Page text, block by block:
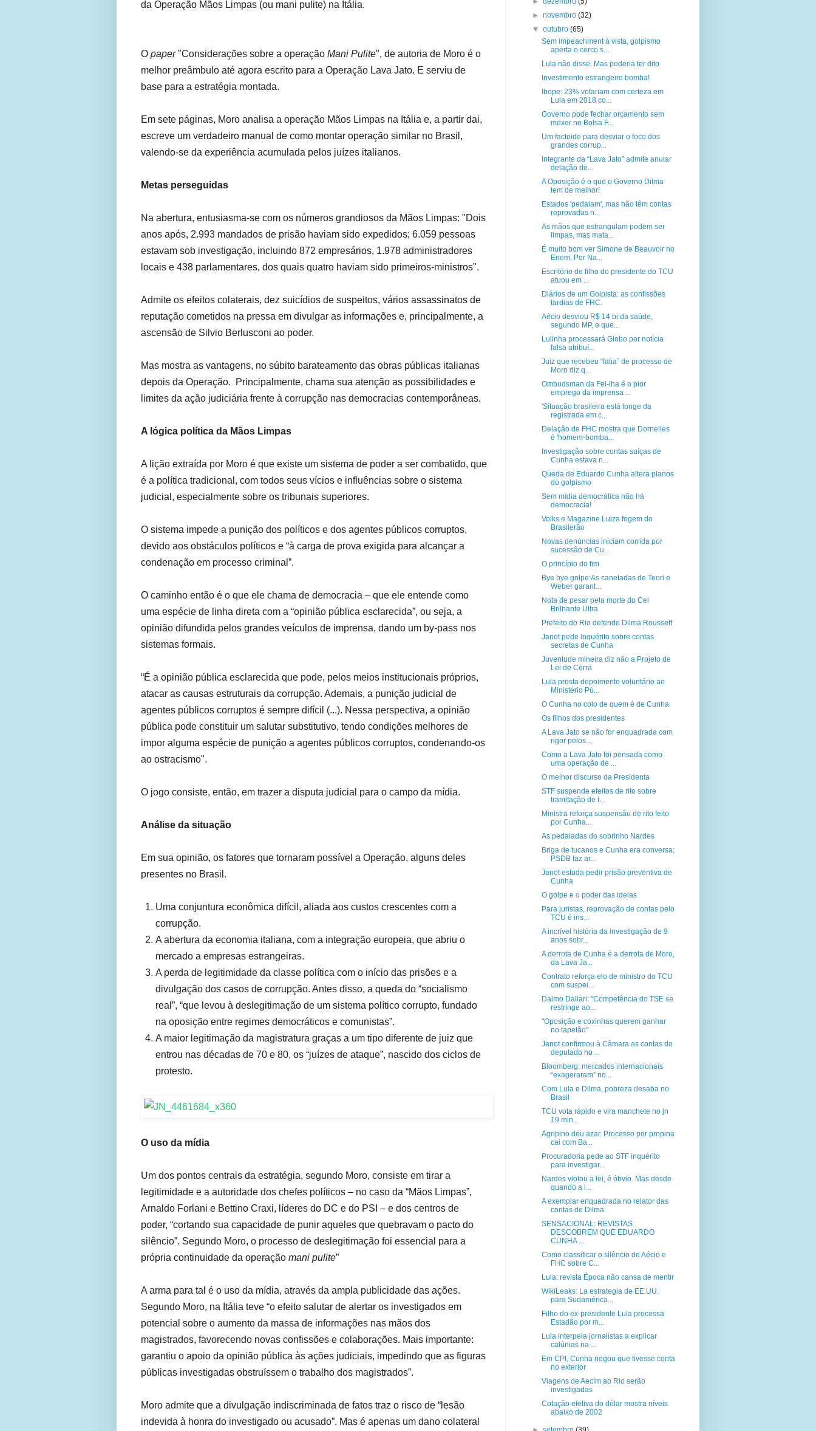
da Operação Mãos Limpas (ou mani pulite) na Itália.
O paper"Considerações sobre a operação Mani Pulite", de autoria de Moro é o
melhor preâmbulo até agora escrito para a Operação Lava Jato. E serviu de
base para a estratégia montada.
Em sete páginas, Moro analisa a operação Mãos Limpas na Itália e, a partir dai,
escreve um verdadeiro manual de como montar operação similar no Brasil,
valendo-se da experiência acumulada pelos juízes italianos.
Metas perseguidas
Na abertura, entusiasma-se com os números grandiosos da Mãos Limpas: "Dois
anos após, 2.993 mandados de prisão haviam sido expedidos; 6.059 pessoas
estavam sob investigação, incluindo 872 empresários, 1.978 administradores
locais e 438 parlamentares, dos quais quatro haviam sido primeiros-ministros".
Admite os efeitos colaterais, dez suicídios de suspeitos, vários assassinatos de
reputação cometidos na pressa em divulgar as informações e, principalmente, a
ascensão de Silvio Berlusconi ao poder.
Mas mostra as vantagens, no súbito barateamento das obras públicas italianas
depois da Operação. Principalmente, chama sua atenção as possibilidades e
limites da ação judiciária frente à corrupção nas democracias contemporâneas.
A lógica política da Mãos Limpas
A lição extraída por Moro é que existe um sistema de poder a ser combatido, que
é a política tradicional, com todos seus vícios e influências sobre o sistema
judicial, especialmente sobre os tribunais superiores.
O sistema impede a punição dos políticos e dos agentes públicos corruptos,
devido aos obstáculos políticos e “à carga de prova exigida para alcançar a
condenação em processo criminal”.
O caminho então é o que ele chama de democracia – que ele entende como
uma espécie de linha direta com a “opinião pública esclarecida”, ou seja, a
opinião difundida pelos grandes veículos de imprensa, dando um by-pass nos
sistemas formais.
“É a opinião pública esclarecida que pode, pelos meios institucionais próprios,
atacar as causas estruturais da corrupção. Ademais, a punição judicial de
agentes públicos corruptos é sempre difícil (...). Nessa perspectiva, a opinião
pública pode constituir um salutar substitutivo, tendo condições melhores de
impor alguma espécie de punição a agentes públicos corruptos, condenando-os
ao ostracismo".
O jogo consiste, então, em trazer a disputa judicial para o campo da mídia.
Análise da situação
Em sua opinião, os fatores que tornaram possível a Operação, alguns deles
presentes no Brasil.
Uma conjuntura econômica difícil, aliada aos custos crescentes com a
corrupção.
A abertura da economia italiana, com a integração europeia, que abriu o
mercado a empresas estrangeiras.
A perda de legitimidade da classe política com o início das prisões e a
divulgação dos casos de corrupção. Antes disso, a queda do “socialismo
real”, “que levou à deslegitimação de um sistema político corrupto, fundado
na oposição entre regimes democráticos e comunistas”.
A maior legitimação da magistratura graças a um tipo diferente de juiz que
entrou nas décadas de 70 e 80, os “juízes de ataque”, nascido dos ciclos de
protesto.
O uso da mídia
Um dos pontos centrais da estratégia, segundo Moro, consiste em tirar a
legitimidade e a autoridade dos chefes políticos – no caso da “Mãos Limpas”,
Arnaldo Forlani e Bettino Craxi, líderes do DC e do PSI – e dos centros de
poder, “cortando sua capacidade de punir aqueles que quebravam o pacto do
silêncio”. Segundo Moro, o processo de deslegitimação foi essencial para a
própria continuidade da operação mani pulite”
A arma para tal é o uso da mídia, através da ampla publicidade das ações.
Segundo Moro, na Itália teve “o efeito salutar de alertar os investigados em
potencial sobre o aumento da massa de informações nas mãos dos
magistrados, favorecendo novas confissões e colaborações. Mais importante:
garantiu o apoio da opinião pública às ações judiciais, impedindo que as figuras
públicas investigadas obstruíssem o trabalho dos magistrados”.
Moro admite que a divulgação indiscriminada de fatos traz o risco de “lesão
indevida à honra do investigado ou acusado”. Mas é apenas um dano colateral
►novembro(32)
▼outubro(65)
Sem impeachment à vista, golpismo
aperta o cerco s...
Lula não disse. Mas poderia ter dito
Investimento estrangeiro bomba!
Ibope: 23% votariam com certeza em
Lula em 2018 co...
Governo pode fechar orçamento sem
mexer no Bolsa F...
Um factoide para desviar o foco dos
grandes corrup...
Integrante da “Lava Jato” admite anular
delação de...
A Oposição é o que o Governo Dilma
tem de melhor!
Estados 'pedalam', mas não têm contas
reprovadas n...
As mãos que estrangulam podem ser
limpas, mas mata...
É muito bom ver Simone de Beauvoir no
Enem. Por Na...
Escritório de filho do presidente do TCU
atuou em ...
Diários de um Golpista: as confissões
tardias de FHC.
Aécio desviou R$ 14 bi da saúde,
segundo MP, e que...
Lulinha processará Globo por notícia
falsa atribuí...
Juiz que recebeu “fatia” de processo de
Moro diz q...
Ombudsman da Fel-lha é o pior
emprego da imprensa ...
'Situação brasileira está longe da
registrada em c...
Delação de FHC mostra que Dornelles
é 'homem-bomba...
Investigação sobre contas suíças de
Cunha estava n...
Queda de Eduardo Cunha altera planos
do golpismo
Sem mídia democrática não há
democracia!
Volks e Magazine Luiza fogem do
Brasilerão
Novas denúncias iniciam corrida por
sucessão de Cu...
O princípio do fim
Bye bye golpe:As canetadas de Teori e
Weber garant...
Nota de pesar pela morte do Cel
Brilhante Ultra
Prefeito do Rio defende Dilma Rousseff
Janot pede inquérito sobre contas
secretas de Cunha
Juventude mineira diz não a Projeto de
Lei de Cerra
Lula presta depoimento voluntário ao
Ministério Pú...
O Cunha no colo de quem é de Cunha
Os filhos dos presidentes
A Lava Jato se não for enquadrada com
rigor pelos ...
Como a Lava Jato foi pensada como
uma operação de ...
O melhor discurso da Presidenta
STF suspende efeitos de rito sobre
tramitação de i...
Ministra reforça suspensão de rito feito
por Cunha...
As pedaladas do sobrinho Nardes
Briga de tucanos e Cunha era conversa;
PSDB faz ar...
Janot estuda pedir prisão preventiva de
Cunha
O golpe e o poder das ideias
Para juristas, reprovação de contas pelo
TCU é ins...
A incrível história da investigação de 9
anos sobr...
A derrota de Cunha é a derrota de Moro,
da Lava Ja...
Contrato reforça elo de ministro do TCU
com suspei...
Dalmo Dallari: "Competência do TSE se
restringe ao...
"Oposição e coxinhas querem ganhar
no tapetão"
Janot confirmou à Câmara as contas do
deputado no ...
Bloomberg: mercados internacionais
“exageraram” no...
Com Lula e Dilma, pobreza desaba no
Brasil
TCU vota rápido e vira manchete no jn
19 min...
Agripino deu azar. Processo por propina
cai com Ba...
Procuradoria pede ao STF inquérito
para investigar...
Nardes violou a lei, é óbvio. Mas desde
quando a l...
A exemplar enquadrada no relator das
contas de Dilma
SENSACIONAL: REVISTAS
DESCOBREM QUE EDUARDO
CUNHA ...
Como classificar o silêncio de Aécio e
FHC sobre C...
Lula: revista Época não cansa de mentir
WikiLeaks: La estrategia de EE.UU.
para Sudamérica...
Filho do ex-presidente Lula processa
Estadão por m...
Lula interpela jornalistas a explicar
calúnias na ...
Em CPI, Cunha negou que tivesse conta
no exterior
Viagens de Aecím ao Rio serão
investigadas
Cotação efetiva do dólar mostra níveis
abaixo de 2002